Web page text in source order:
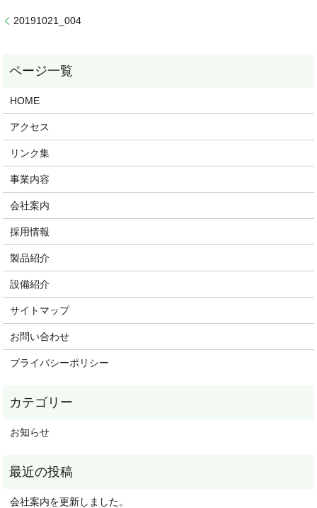
20191021_004
HOME
アクセス
リンク集
事業内容
会社案内
採用情報
製品紹介
設備紹介
サイトマップ
お問い合わせ
プライバシーポリシー
お知らせ
会社案内を更新しました。